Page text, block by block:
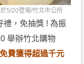
5/20登場/竹北市公所
禮，免抽獎 ! 為振
舉辦竹北購物
免費獲得超過千元